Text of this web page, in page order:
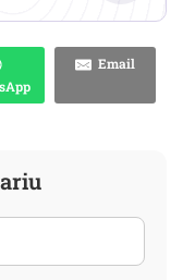
Email